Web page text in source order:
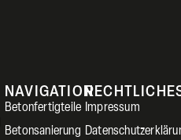
NAVIGATION
Betonfertigteile
Betonsanierung
Impressum